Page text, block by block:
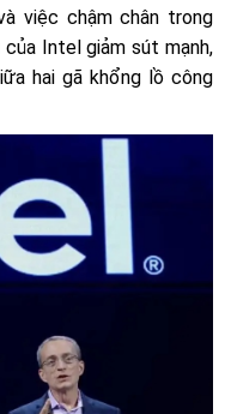
việc chậm chân trong
Intel giảm sút mạnh,
hai gã khổng lồ công